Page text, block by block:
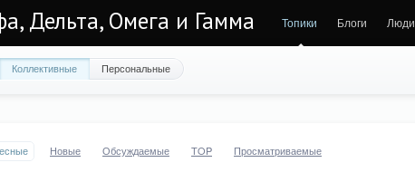
Дельта, Омега и Гамма Топики Блоги Люди
Коллективные Персональные
Новые Обсуждаемые TOP Просматриваемые